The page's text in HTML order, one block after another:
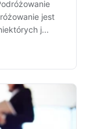
jest
j...